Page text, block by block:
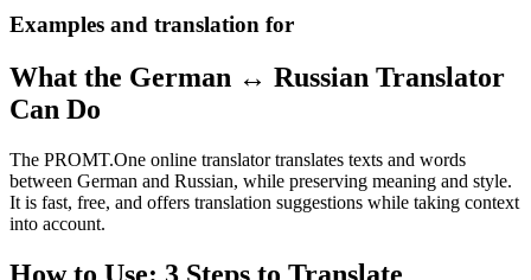
Examples and translation for
What the German ↔ Russian Translator
Can Do
The PROMT.One online translator translates texts and words
between German and Russian, while preserving meaning and style.
It is fast, free, and offers translation suggestions while taking context
into account.
How to Use: 3 Steps to Translate